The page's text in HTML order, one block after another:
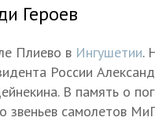
Героев
Плиево в Ингушетии.
России
В память о
звеньев самолетов